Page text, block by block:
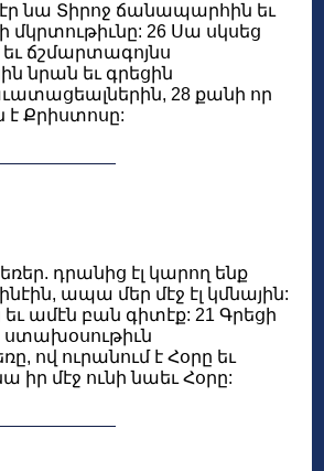
նա Տիրոջ ճանապարհին եւ
մկրտութիւնը: 26 Սա սկսեց
ճշմարտագոյնս
նրան եւ գրեցին
28 քանի որ
է Քրիստոսը:
դրանից էլ կարող ենք
ապա մեր մէջ էլ կմնային:
եւ ամէն բան գիտէք: 21 Գրեցի
ստախօսութիւն
ով ուրանում է Հօրը եւ
իր մէջ ունի նաեւ Հօրը: